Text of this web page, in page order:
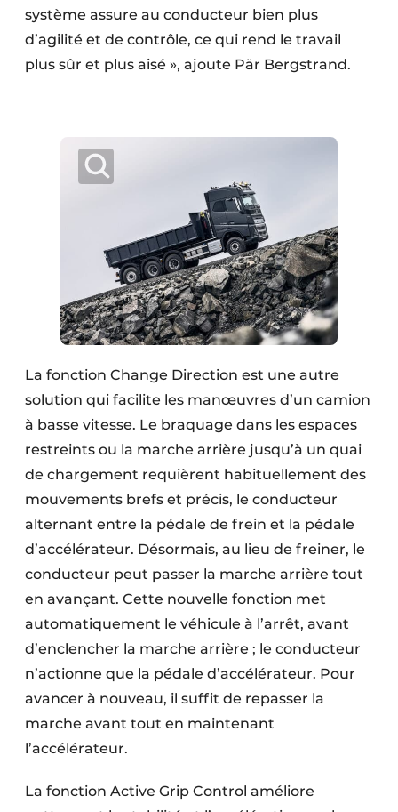
système assure au conducteur bien plus
d’agilité et de contrôle, ce qui rend le travail
plus sûr et plus aisé », ajoute Pär Bergstrand.
La fonction Change Direction est une autre
solution qui facilite les manœuvres d’un camion
à basse vitesse. Le braquage dans les espaces
restreints ou la marche arrière jusqu’à un quai
de chargement requièrent habituellement des
mouvements brefs et précis, le conducteur
alternant entre la pédale de frein et la pédale
d’accélérateur. Désormais, au lieu de freiner, le
conducteur peut passer la marche arrière tout
en avançant. Cette nouvelle fonction met
automatiquement le véhicule à l’arrêt, avant
d’enclencher la marche arrière ; le conducteur
n’actionne que la pédale d’accélérateur. Pour
avancer à nouveau, il suffit de repasser la
marche avant tout en maintenant
l’accélérateur.
La fonction Active Grip Control améliore